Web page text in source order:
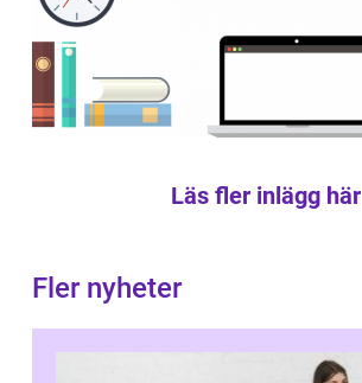
Läs fler inlägg här
Fler nyheter